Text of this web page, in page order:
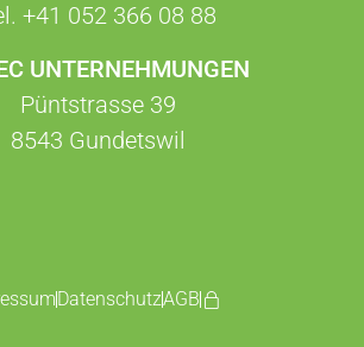
+41 052 366 08 88
UNTERNEHMUNGEN
Püntstrasse 39
8543 Gundetswil
DatenschutzAGB